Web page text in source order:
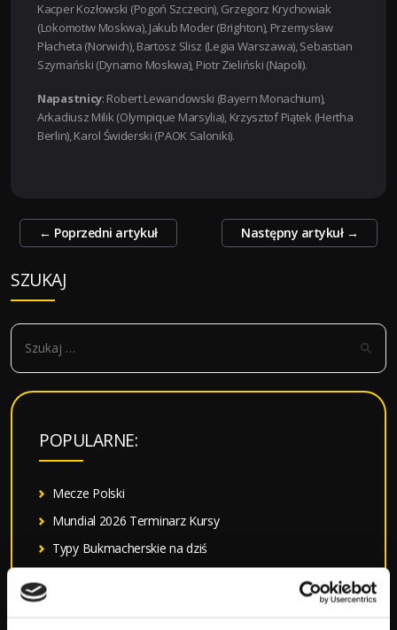
Kacper Kozłowski (Pogoń Szczecin), Grzegorz Krychowiak
(Lokomotiw Moskwa), Jakub Moder (Brighton), Przemysław
Płacheta (Norwich), Bartosz Slisz (Legia Warszawa), Sebastian
Szymański (Dynamo Moskwa), Piotr Zieliński (Napoli).
Napastnicy: Robert Lewandowski (Bayern Monachium),
Arkadiusz Milik (Olympique Marsylia), Krzysztof Piątek (Hertha
Berlin), Karol Świderski (PAOK Saloniki).
Zobacz
← Poprzedni artykuł Następny artykuł →
SZUKAJ
S
k
POPULARNE:
Mecze Polski
Mundial 2026 Terminarz Kursy
Typy Bukmacherskie na dziś